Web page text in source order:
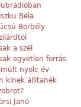
Béla
Borbély
a szél
egyetlen forrás
nyolc év
kinek állítanék
Janó